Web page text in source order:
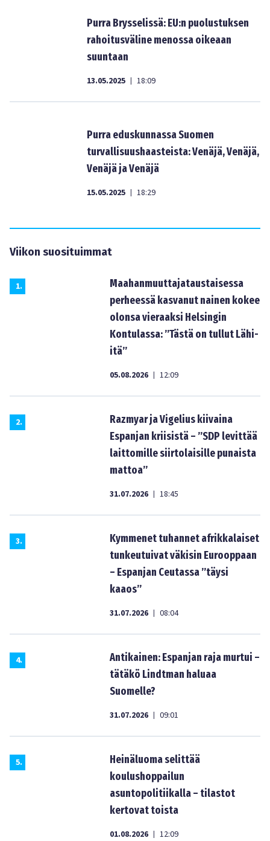
Purra Brysselissä: EU:n puolustuksen
rahoitusväline menossa oikeaan
suuntaan
13.05.2025 | 18:09
Purra eduskunnassa Suomen
turvallisuushaasteista: Venäjä, Venäjä,
Venäjä ja Venäjä
15.05.2025 | 18:29
Viikon suosituimmat
1.
Maahanmuuttajataustaisessa
perheessä kasvanut nainen kokee
olonsa vieraaksi Helsingin
Kontulassa: ”Tästä on tullut Lähi-
itä”
05.08.2026 | 12:09
2.
Razmyar ja Vigelius kiivaina
Espanjan kriisistä – ”SDP levittää
laittomille siirtolaisille punaista
mattoa”
31.07.2026 | 18:45
3.
Kymmenet tuhannet afrikkalaiset
tunkeutuivat väkisin Eurooppaan
– Espanjan Ceutassa ”täysi
kaaos”
31.07.2026 | 08:04
4.
Antikainen: Espanjan raja murtui –
tätäkö Lindtman haluaa
Suomelle?
31.07.2026 | 09:01
5.
Heinäluoma selittää
koulushoppailun
asuntopolitiikalla – tilastot
kertovat toista
01.08.2026 | 12:09